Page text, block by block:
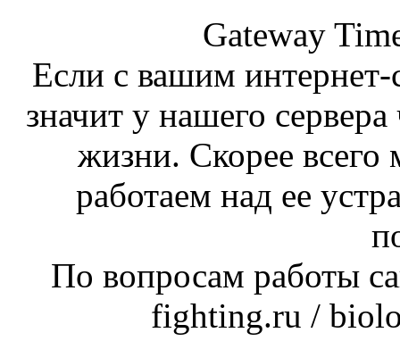
Gateway
Если с вашим интернет-
значит у нашего
жизни. Скорее
работаем над ее
По вопросам работы
fighting.ru /